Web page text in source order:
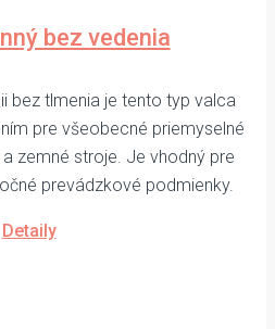
bez vedenia
bez tlmenia je tento typ valca
pre všeobecné priemyselné
zemné stroje. Je vhodný pre
prevádzkové podmienky.
Detaily